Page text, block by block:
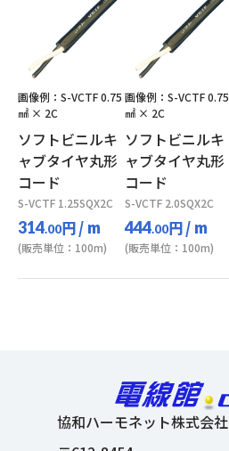
画像例：S-VCTF 0.75
㎟ × 2C
ソフトビニルキ
ャブタイヤ丸形
コード
S-VCTF 1.25SQX2C
314.00円/ m
(販売単位：100m)
画像例：S-VCTF 0.75
㎟ × 2C
ソフトビニルキ
ャブタイヤ丸形
コード
S-VCTF 2.0SQX2C
444.00円/ m
(販売単位：100m)
協和ハーモネット株式会社